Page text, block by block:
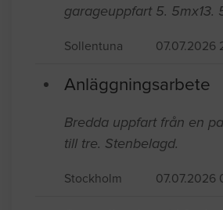
garageuppfart 5. 5mx13.
Sollentuna 07.07.2026
Anläggningsarbete
Bredda uppfart från en
till tre. Stenbelagd.
Stockholm 07.07.2026